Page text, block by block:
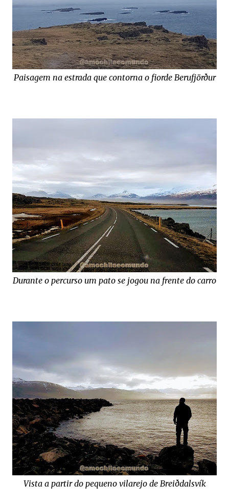
Paisagem na estrada que contorna o fiorde Berufjörður
Durante o percurso um pato se jogou na frente do carro
Vista a partir do pequeno vilarejo de Breiðdalsvík